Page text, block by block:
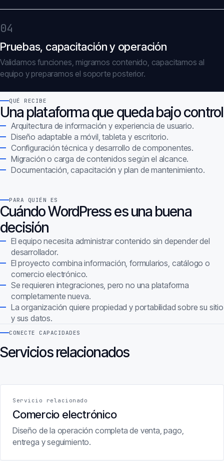
04
Pruebas, capacitación y operación
Validamos funciones, migramos contenido, capacitamos al
equipo y preparamos el soporte posterior.
QUÉ RECIBE
Una plataforma que queda bajo control
Arquitectura de información y experiencia de usuario.
Diseño adaptable a móvil, tableta y escritorio.
Configuración técnica y desarrollo de componentes.
Migración o carga de contenidos según el alcance.
Documentación, capacitación y plan de mantenimiento.
PARA QUIÉN ES
Cuándo WordPress es una buena
decisión
El equipo necesita administrar contenido sin depender del
desarrollador.
El proyecto combina información, formularios, catálogo o
comercio electrónico.
Se requieren integraciones, pero no una plataforma
completamente nueva.
La organización quiere propiedad y portabilidad sobre su sitio
y sus datos.
CONECTE CAPACIDADES
Servicios relacionados
Servicio relacionado
Comercio electrónico
Diseño de la operación completa de venta, pago,
entrega y seguimiento.